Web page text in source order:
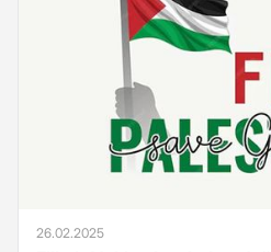
26.02.2025